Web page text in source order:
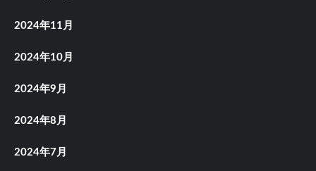
2024年11月
2024年10月
2024年9月
2024年8月
2024年7月